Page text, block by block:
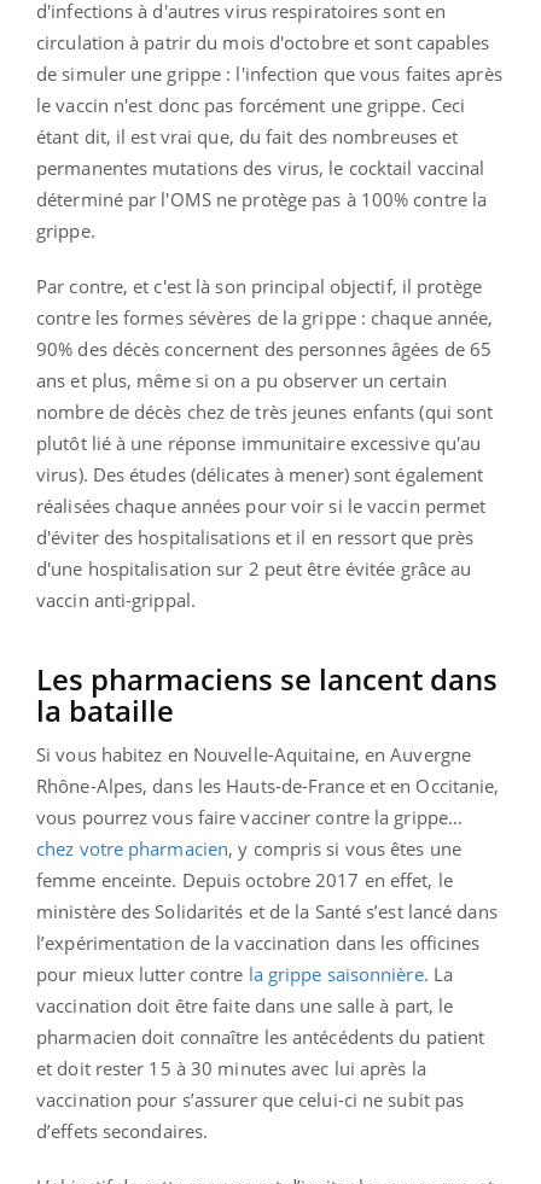
d'infections à d'autres virus respiratoires sont en
circulation à patrir du mois d'octobre et sont capables
de simuler une grippe : l'infection que vous faites après
le vaccin n'est donc pas forcément une grippe. Ceci
étant dit, il est vrai que, du fait des nombreuses et
permanentes mutations des virus, le cocktail vaccinal
déterminé par l'OMS ne protège pas à 100% contre la
grippe.
Par contre, et c'est là son principal objectif, il protège
contre les formes sévères de la grippe : chaque année,
90% des décès concernent des personnes âgées de 65
ans et plus, même si on a pu observer un certain
nombre de décès chez de très jeunes enfants (qui sont
plutôt lié à une réponse immunitaire excessive qu'au
virus). Des études (délicates à mener) sont également
réalisées chaque années pour voir si le vaccin permet
d'éviter des hospitalisations et il en ressort que près
d'une hospitalisation sur 2 peut être évitée grâce au
vaccin anti-grippal.
Les pharmaciens se lancent dans
la bataille
Si vous habitez en Nouvelle-Aquitaine, en Auvergne
Rhône-Alpes, dans les Hauts-de-France et en Occitanie,
vous pourrez vous faire vacciner contre la grippe…
chez votre pharmacien, y compris si vous êtes une
femme enceinte. Depuis octobre 2017 en effet, le
ministère des Solidarités et de la Santé s’est lancé dans
l’expérimentation de la vaccination dans les officines
pour mieux lutter contre la grippe saisonnière. La
vaccination doit être faite dans une salle à part, le
pharmacien doit connaître les antécédents du patient
et doit rester 15 à 30 minutes avec lui après la
vaccination pour s’assurer que celui-ci ne subit pas
d’effets secondaires.